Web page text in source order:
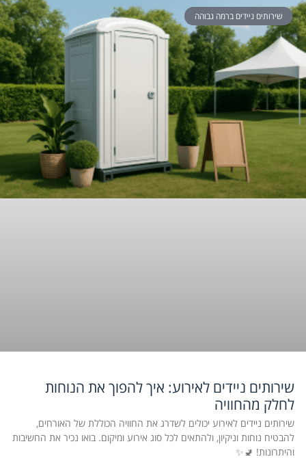
שירותים ניידים ברמה גבוהה
שירותים ניידים לאירוע: איך להפוך את הנוחות
לחלק מהחוויה
שירותים ניידים לאירוע יכולים לשדרג את החוויה הכוללת של האורחים,
להבטיח נוחות וניקיון, ולהתאים לכל סוג אירוע ומיקום. בואו נכיר את החשיבות
והיתרונות! 🚽✨